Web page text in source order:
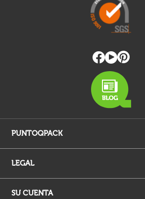
PUNTOQPACK
LEGAL
SU CUENTA